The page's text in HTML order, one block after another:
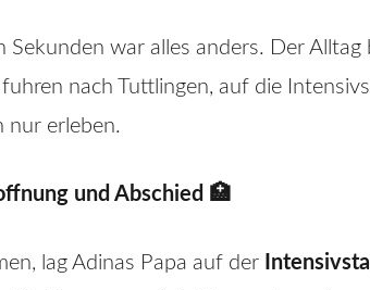
Sekunden war alles anders. Der
nach Tuttlingen, auf die
nur erleben.
und Abschied 🏥
lag Adinas Papa auf der